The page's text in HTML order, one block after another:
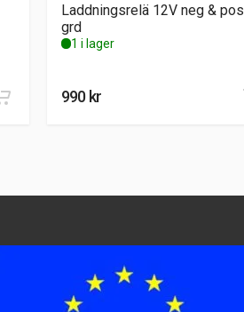
Laddningsrelä 12V neg & pos
grd
1 i lager
990kr